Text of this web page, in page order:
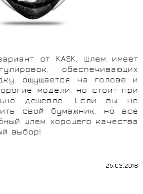
от KASK. Шлем имеет
обеспечивающих
ощущается на голове и
модели, но стоит при
дешевле. Если вы не
свой бумажник, но всё
шлем хорошего качества
выбор!
26.03.2018